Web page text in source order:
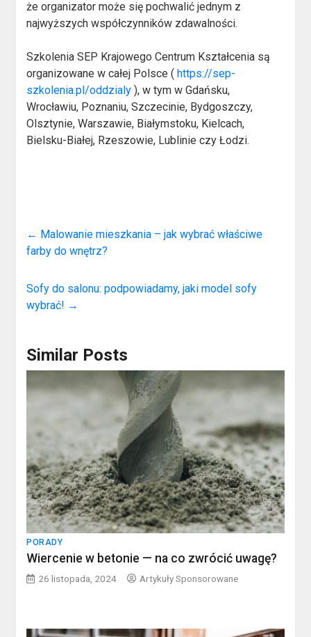
że organizator może się pochwalić jednym z
najwyższych współczynników zdawalności.
Szkolenia SEP Krajowego Centrum Kształcenia są
organizowane w całej Polsce ( https://sep-
szkolenia.pl/oddzialy ), w tym w Gdańsku,
Wrocławiu, Poznaniu, Szczecinie, Bydgoszczy,
Olsztynie, Warszawie, Białymstoku, Kielcach,
Bielsku-Białej, Rzeszowie, Lublinie czy Łodzi.
← Malowanie mieszkania – jak wybrać właściwe
farby do wnętrz?
Sofy do salonu: podpowiadamy, jaki model sofy
wybrać! →
Similar Posts
PORADY
Wiercenie w betonie — na co zwrócić uwagę?
26 listopada, 2024 Artykuły Sponsorowane